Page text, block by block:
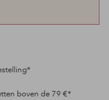
boven de 79 €*